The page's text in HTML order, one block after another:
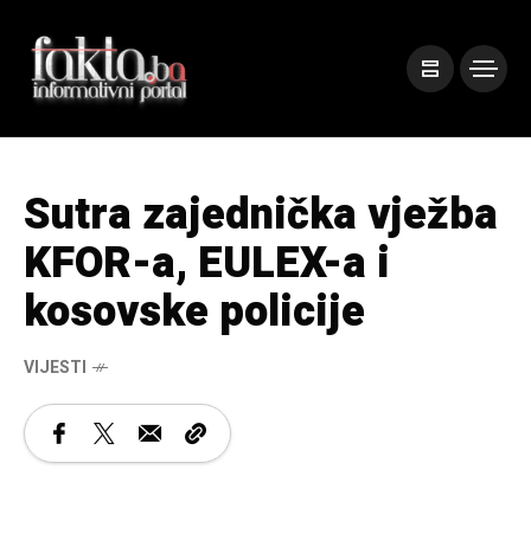
Sutra zajednička vježba
KFOR-a, EULEX-a i
kosovske policije
VIJESTI